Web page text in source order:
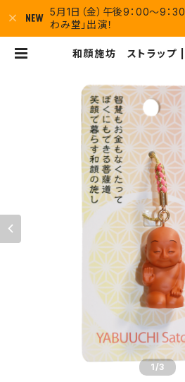
5月1日（金）午後9：00〜9：
わみ堂」出演！
和顔施坊 ストラップ
1 /3